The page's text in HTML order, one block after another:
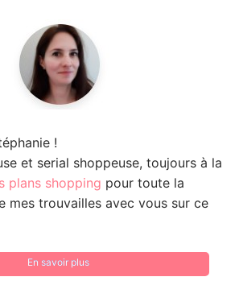
!
et serial shoppeuse, toujours à la
plans shopping pour toute la
mes trouvailles avec vous sur ce
En savoir plus